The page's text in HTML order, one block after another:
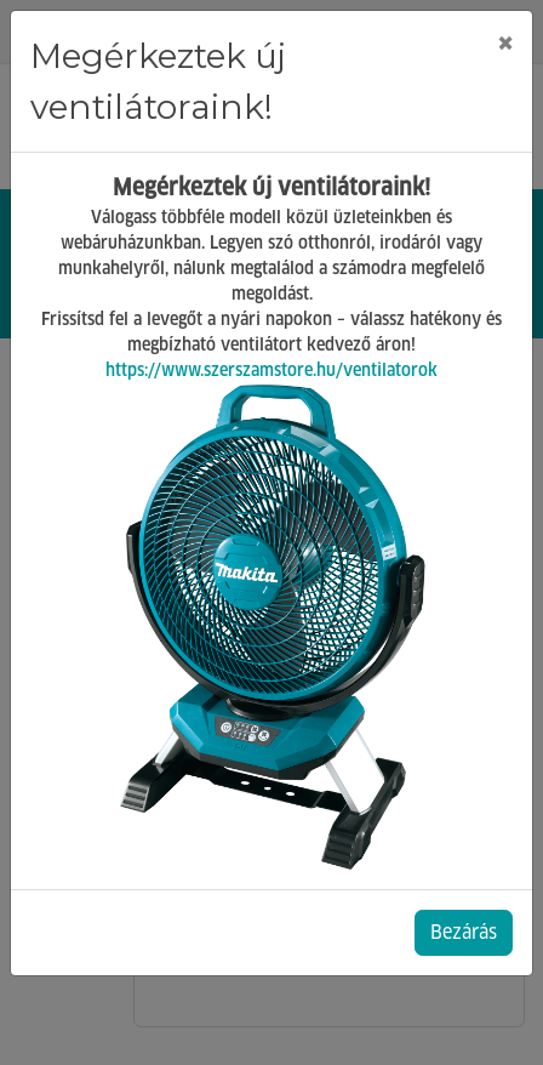
0 0.
Kézi szerszámok
Csavarkulcsok, készletek
Csillag-villáskulcs
yamoto 19mm króm-vanádium csillag-villáskulcs
Megérkeztek új
ventilátoraink!
×
Megérkeztek új ventilátoraink!
Válogass többféle modell közül üzleteinkben és
webáruházunkban. Legyen szó otthonról, irodáról vagy
munkahelyről, nálunk megtalálod a számodra megfelelő
megoldást.
Frissítsd fel a levegőt a nyári napokon – válassz hatékony és
megbízható ventilátort kedvező áron!
https://www.szerszamstore.hu/ventilatorok
Bezárás